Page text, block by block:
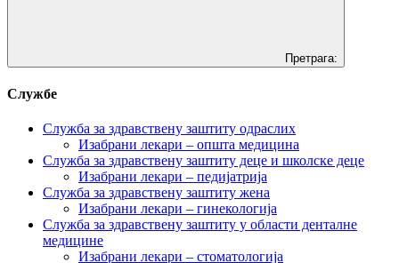
Претрага:
Службе
Служба за здравствену заштиту одраслих
Изабрани лекари – општа медицина
Служба за здравствену заштиту деце и школске деце
Изабрани лекари – педијатрија
Служба за здравствену заштиту жена
Изабрани лекари – гинекологија
Служба за здравствену заштиту у области денталне
медицине
Изабрани лекари – стоматологија